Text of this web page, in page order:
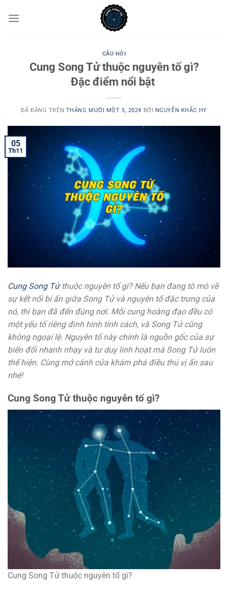
đến
CÂU HỎI
Cung Song Tử thuộc nguyên tố gì?
Đặc điểm nổi bật
ĐÃ ĐĂNG TRÊN THÁNG MƯỜI MỘT 5, 2024 BỞI NGUYỄN KHẮC HY
05
Th11
Cung Song Tửthuộc nguyên tố gì? Nếu bạn đang tò mò về
sự kết nối bí ẩn giữa Song Tử và nguyên tố đặc trưng của
nó, thì bạn đã đến đúng nơi. Mỗi cung hoàng đạo đều có
một yếu tố riêng định hình tính cách, và Song Tử cũng
không ngoại lệ. Nguyên tố này chính là nguồn gốc của sự
biến đổi nhanh nhạy và tư duy linh hoạt mà Song Tử luôn
thể hiện. Cùng mở cánh cửa khám phá điều thú vị ẩn sau
nhé!
Cung Song Tử thuộc nguyên tố gì?
Cung Song Tử thuộc nguyên tố gì?